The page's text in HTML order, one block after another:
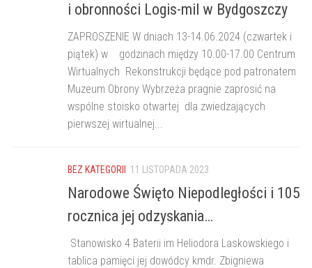
i obronności Logis-mil w Bydgoszczy
ZAPROSZENIE W dniach 13-14.06.2024 (czwartek i
piątek) w godzinach między 10.00-17.00 Centrum
Wirtualnych Rekonstrukcji będące pod patronatem
Muzeum Obrony Wybrzeża pragnie zaprosić na
wspólne stoisko otwartej dla zwiedzających
pierwszej wirtualnej...
BEZ KATEGORII 11 LISTOPADA 2023
Narodowe Święto Niepodległości i 105
rocznica jej odzyskania…
Stanowisko 4 Baterii im Heliodora Laskowskiego i
tablica pamięci jej dowódcy kmdr. Zbigniewa